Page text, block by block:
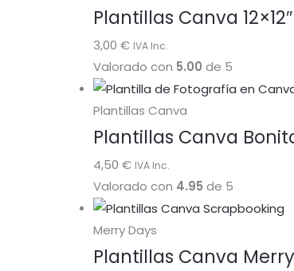
Plantillas Canva 12×12″
3,00 € IVA Inc.
Valorado con 5.00 de 5
Plantillas Canva
Plantillas Canva
4,50 € IVA Inc.
Valorado con 4.95 de 5
Merry Days
Plantillas Canva